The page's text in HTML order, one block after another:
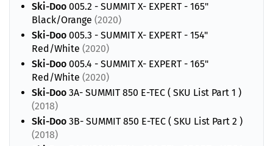
Ski-Doo 005.2 - SUMMIT X- EXPERT - 165"
Black/Orange (2020)
Ski-Doo 005.3 - SUMMIT X- EXPERT - 154"
Red/White (2020)
Ski-Doo 005.4 - SUMMIT X- EXPERT - 165"
Red/White (2020)
Ski-Doo 3A- SUMMIT 850 E-TEC ( SKU List Part 1 )
(2018)
Ski-Doo 3B- SUMMIT 850 E-TEC ( SKU List Part 2 )
(2018)